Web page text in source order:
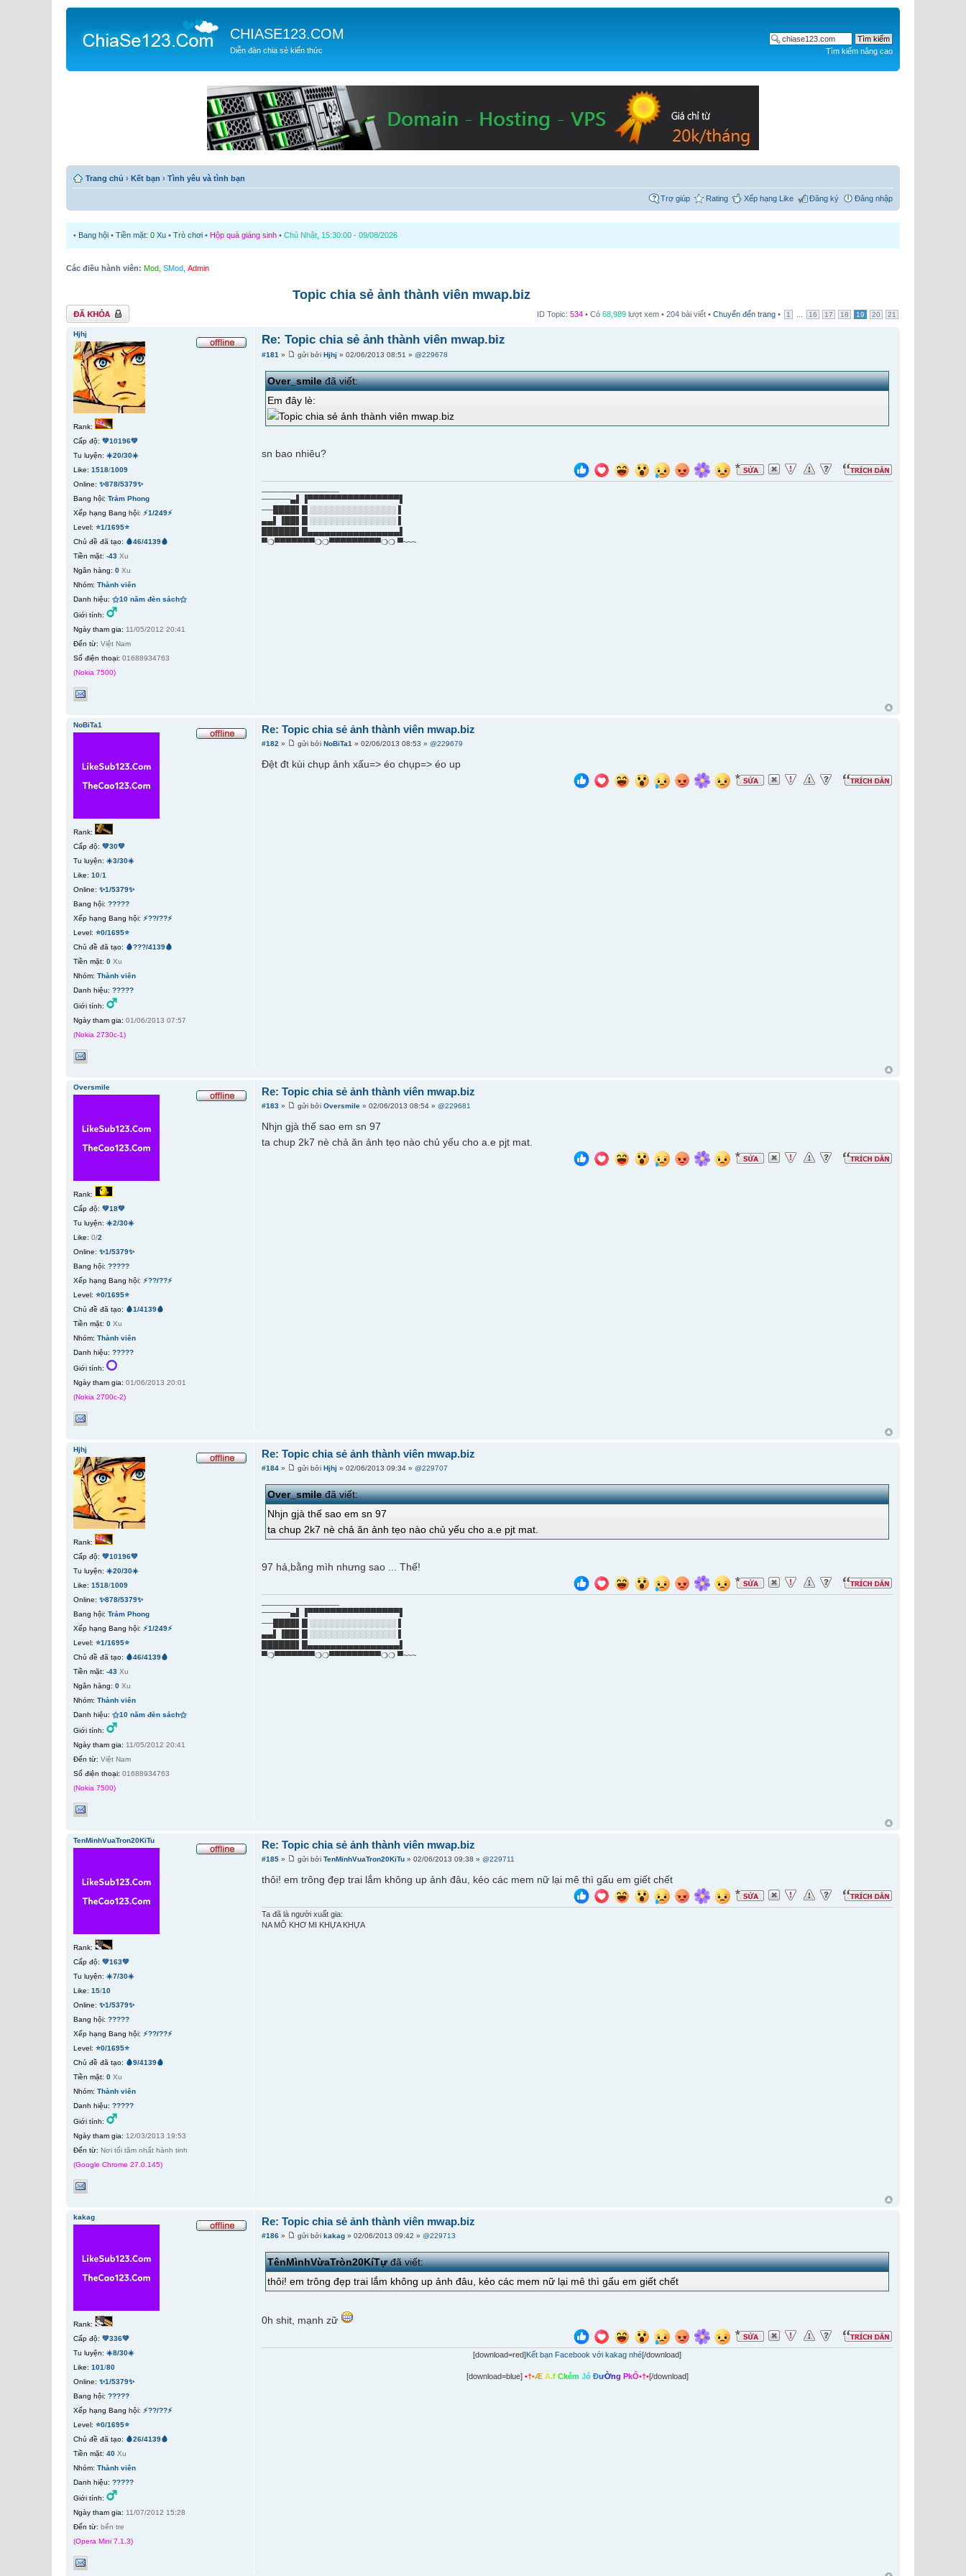
CHIASE123.COM
Diễn đàn chia sẻ kiến thức Tìm kiếm nâng cao
Trang chủ › Kết bạn › Tình yêu và tình bạn
Trợ giúp Rating Xếp hạng Like Đăng ký Đăng nhập
• Bang hội • Tiền mặt: 0 Xu • Trò chơi • Hộp quà giáng sinh • Chủ Nhật, 15:30:00 - 09/08/2026
Các điều hành viên: Mod SMod Admin
Topic chia sẻ ảnh thành viên mwap.biz
Chủ đề bị khóa ID Topic: 534 • Có 68,989 lượt xem • 204 bài viết • Chuyển đến trang • 1 16 17 18 19 20 21
Re: Topic chia sẻ ảnh thành viên mwap.biz
#181 » gửi bởiHjhj » 02/06/2013 08:51 »@229678
Over_smileđã viết:
Em đây lè:
sn bao nhiêu?
─────▄▌▐▀▀▀▀▀▀▀▀▀▀▀▀▀▀▀▀▌
──████▌█ ░░░░░░░░░░░░░░░ ▌
▄▄▌▐██▌█ ░░░░░░░░░░░░░░░ ▌
██████▌█▄▄▄▄▄▄▄▄▄▄▄▄▄▄▄▄▌
▀❍▀▀▀▀▀▀▀❍❍▀▀▀▀▀▀▀▀▀❍❍ ▀~~~
Hjhj
Rank:
Cấp độ: 💚10196💚
Tu luyện: ☀️20/30☀️
Like: 1518/1009
Online: ✨878/5379✨
Bang hội: Trảm Phong
Xếp hạng Bang hội: ⚡1/249⚡
Level: ⭐1/1695⭐
Chủ đề đã tạo: 🩸46/4139🩸
Tiền mặt: -43 Xu
Ngân hàng: 0 Xu
Nhóm: Thành viên
Danh hiệu: ⚝10 năm đèn sách⚝
Giới tính:
Ngày tham gia: 11/05/2012 20:41
Đến từ: Việt Nam
Số điện thoại: 01688934763
(Nokia 7500)
Re: Topic chia sẻ ảnh thành viên mwap.biz
#182 » gửi bởiNoBiTa1 » 02/06/2013 08:53 »@229679
Đệt đt kùi chụp ảnh xấu=> éo chụp=> éo up
NoBiTa1
Rank:
Cấp độ: 💚30💚
Tu luyện: ☀️3/30☀️
Like: 10/1
Online: ✨1/5379✨
Bang hội: ?????
Xếp hạng Bang hội: ⚡??/??⚡
Level: ⭐0/1695⭐
Chủ đề đã tạo: 🩸???/4139🩸
Tiền mặt: 0 Xu
Nhóm: Thành viên
Danh hiệu: ?????
Giới tính:
Ngày tham gia: 01/06/2013 07:57
(Nokia 2730c-1)
Re: Topic chia sẻ ảnh thành viên mwap.biz
#183 » gửi bởiOversmile » 02/06/2013 08:54 »@229681
Nhjn gjà thế sao em sn 97
ta chup 2k7 nè chả ăn ảnh tẹo nào chủ yếu cho a.e pjt mat.
Oversmile
Rank:
Cấp độ: 💚18💚
Tu luyện: ☀️2/30☀️
Like: 0/2
Online: ✨1/5379✨
Bang hội: ?????
Xếp hạng Bang hội: ⚡??/??⚡
Level: ⭐0/1695⭐
Chủ đề đã tạo: 🩸1/4139🩸
Tiền mặt: 0 Xu
Nhóm: Thành viên
Danh hiệu: ?????
Giới tính:
Ngày tham gia: 01/06/2013 20:01
(Nokia 2700c-2)
Re: Topic chia sẻ ảnh thành viên mwap.biz
#184 » gửi bởiHjhj » 02/06/2013 09:34 »@229707
Over_smileđã viết:
Nhjn gjà thế sao em sn 97
ta chup 2k7 nè chả ăn ảnh tẹo nào chủ yếu cho a.e pjt mat.
97 hả,bằng mìh nhưng sao ... Thế!
─────▄▌▐▀▀▀▀▀▀▀▀▀▀▀▀▀▀▀▀▌
──████▌█ ░░░░░░░░░░░░░░░ ▌
▄▄▌▐██▌█ ░░░░░░░░░░░░░░░ ▌
██████▌█▄▄▄▄▄▄▄▄▄▄▄▄▄▄▄▄▌
▀❍▀▀▀▀▀▀▀❍❍▀▀▀▀▀▀▀▀▀❍❍ ▀~~~
Hjhj
Rank:
Cấp độ: 💚10196💚
Tu luyện: ☀️20/30☀️
Like: 1518/1009
Online: ✨878/5379✨
Bang hội: Trảm Phong
Xếp hạng Bang hội: ⚡1/249⚡
Level: ⭐1/1695⭐
Chủ đề đã tạo: 🩸46/4139🩸
Tiền mặt: -43 Xu
Ngân hàng: 0 Xu
Nhóm: Thành viên
Danh hiệu: ⚝10 năm đèn sách⚝
Giới tính:
Ngày tham gia: 11/05/2012 20:41
Đến từ: Việt Nam
Số điện thoại: 01688934763
(Nokia 7500)
Re: Topic chia sẻ ảnh thành viên mwap.biz
#185 » gửi bởiTenMinhVuaTron20KiTu » 02/06/2013 09:38 »@229711
thôi! em trông đẹp trai lắm không up ảnh đâu, kẻo các mem nữ lại mê thì gấu em giết chết
Ta đã là người xuất gia:
NA MÔ KHƠ MI KHỰA KHỰA
TenMinhVuaTron20KiTu
Rank:
Cấp độ: 💚163💚
Tu luyện: ☀️7/30☀️
Like: 15/10
Online: ✨1/5379✨
Bang hội: ?????
Xếp hạng Bang hội: ⚡??/??⚡
Level: ⭐0/1695⭐
Chủ đề đã tạo: 🩸9/4139🩸
Tiền mặt: 0 Xu
Nhóm: Thành viên
Danh hiệu: ?????
Giới tính:
Ngày tham gia: 12/03/2013 19:53
Đến từ: Nơi tối tăm nhất hành tinh
(Google Chrome 27.0.145)
Re: Topic chia sẻ ảnh thành viên mwap.biz
#186 » gửi bởikakag » 02/06/2013 09:42 »@229713
TênMìnhVừaTròn20KíTựđã viết:
thôi! em trông đẹp trai lắm không up ảnh đâu, kẻo các mem nữ lại mê thì gấu em giết chết
0h shit, mạnh zữ
[download=red]Kết bạn Facebook với kakag nhé[/download]
[download=blue] •†•Æ A.f Ckém Jó ĐưỜng PkỐ•†•[/download]
kakag
Rank:
Cấp độ: 💚336💚
Tu luyện: ☀️8/30☀️
Like: 101/80
Online: ✨1/5379✨
Bang hội: ?????
Xếp hạng Bang hội: ⚡??/??⚡
Level: ⭐0/1695⭐
Chủ đề đã tạo: 🩸26/4139🩸
Tiền mặt: 40 Xu
Nhóm: Thành viên
Danh hiệu: ?????
Giới tính:
Ngày tham gia: 11/07/2012 15:28
Đến từ: bến tre
(Opera Mini 7.1.3)